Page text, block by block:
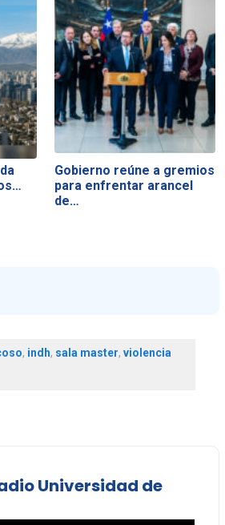
Gobierno reúne a gremios
para enfrentar arancel
de…
, indh, sala master, violencia
Universidad de